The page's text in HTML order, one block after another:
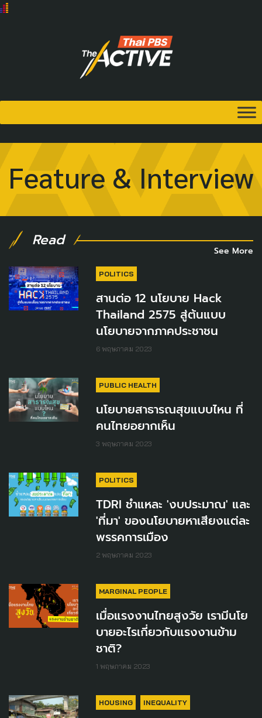
Feature & Interview
Read
See More
POLITICS
สานต่อ 12 นโยบาย Hack
Thailand 2575 สู่ต้นแบบ
นโยบายจากภาคประชาชน
6 พฤษภาคม 2023
PUBLIC HEALTH
นโยบายสาธารณสุขแบบไหน ที่
คนไทยอยากเห็น
3 พฤษภาคม 2023
POLITICS
TDRI ชำแหละ 'งบประมาณ' และ
'ที่มา' ของนโยบายหาเสียงแต่ละ
พรรคการเมือง
2 พฤษภาคม 2023
MARGINAL PEOPLE
เมื่อแรงงานไทยสูงวัย เรามีนโย
บายอะไรเกี่ยวกับแรงงานข้าม
ชาติ?
1 พฤษภาคม 2023
HOUSING INEQUALITY